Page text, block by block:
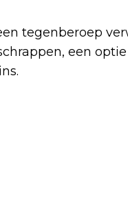
tegenberoep
een